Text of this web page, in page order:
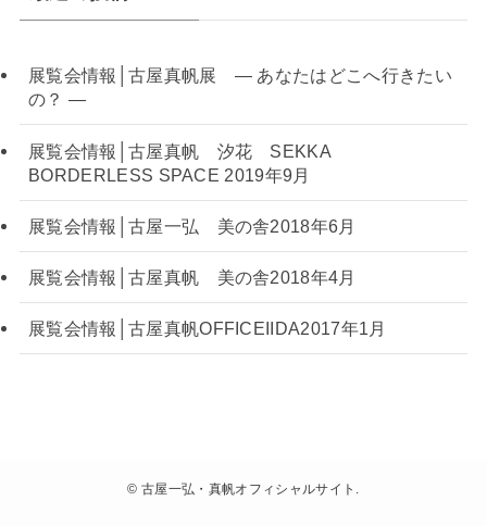
展覧会情報│古屋真帆展 — あなたはどこへ行きたい
の？ —
展覧会情報│古屋真帆 汐花 SEKKA
BORDERLESS SPACE 2019年9月
展覧会情報│古屋一弘 美の舎2018年6月
展覧会情報│古屋真帆 美の舎2018年4月
展覧会情報│古屋真帆OFFICEIIDA2017年1月
© 古屋一弘・真帆オフィシャルサイト.